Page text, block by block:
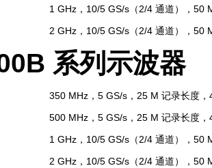
1 GHz，10/5 GS/s（2/4 通道），50
2 GHz，10/5 GS/s（2/4 通道），50
系列示波器
350 MHz，5 GS/s，25 M 记录长度
500 MHz，5 GS/s，25 M 记录长度
1 GHz，10/5 GS/s（2/4 通道），50
2 GHz，10/5 GS/s（2/4 通道），50